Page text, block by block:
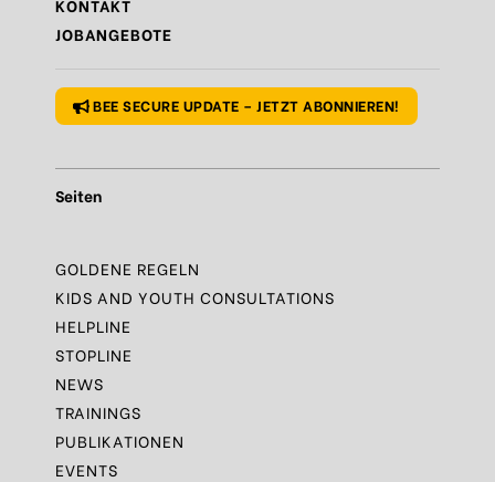
RegelN°10 – Fragen? Bleib nicht allein!
KONTAKT
JOBANGEBOTE
BEE SECURE UPDATE – JETZT ABONNIEREN!
Seiten
GOLDENE REGELN
KIDS AND YOUTH CONSULTATIONS
HELPLINE
STOPLINE
NEWS
TRAININGS
PUBLIKATIONEN
EVENTS